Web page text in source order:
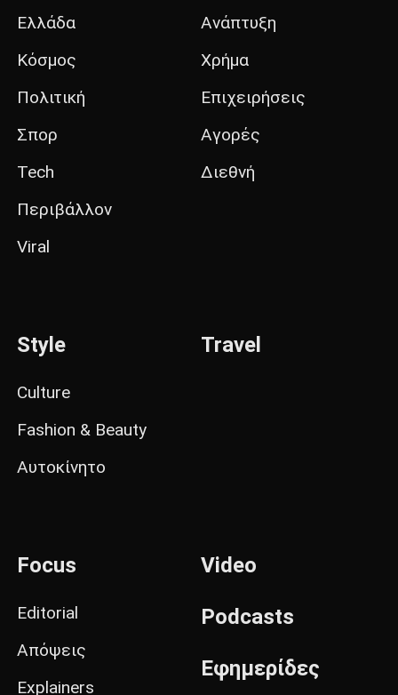
Ελλάδα
Κόσμος
Πολιτική
Σπορ
Tech
Περιβάλλον
Viral
Ανάπτυξη
Χρήμα
Επιχειρήσεις
Αγορές
Διεθνή
Style
Culture
Fashion & Beauty
Αυτοκίνητο
Travel
Focus
Editorial
Απόψεις
Explainers
Video
Podcasts
Εφημερίδες